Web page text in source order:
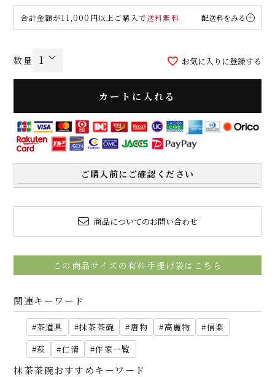
合計金額が11,000円以上ご購入で送料無料 配送料をみる
お気に入りに登録する
カートに入れる
ご購入前にご確認ください
商品についてのお問い合わせ
この商品サイズの有料手提げ袋はこちら
関連キーワード
茶道具 抹茶茶碗 唐物 高麗物
信楽
萩
仁清 作家一覧
抹茶茶碗おすすめキーワード